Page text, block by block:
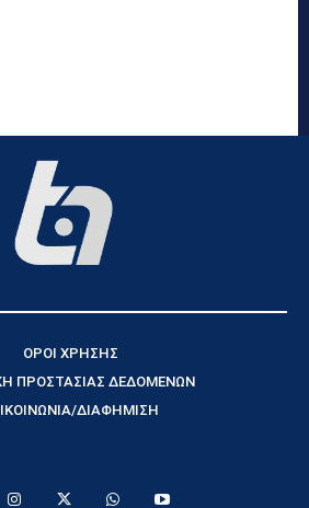
ΟΡΟΙ ΧΡΗΣΗΣ
ΠΡΟΣΤΑΣΙΑΣ ΔΕΔΟΜΕΝΩΝ
ΔΙΑΦΗΜΙΣΗ